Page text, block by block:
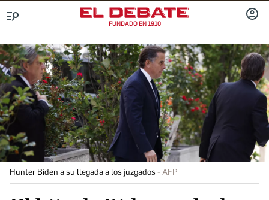
FUNDADO EN 1910
Hunter Biden a su llegada a los juzgados AFP